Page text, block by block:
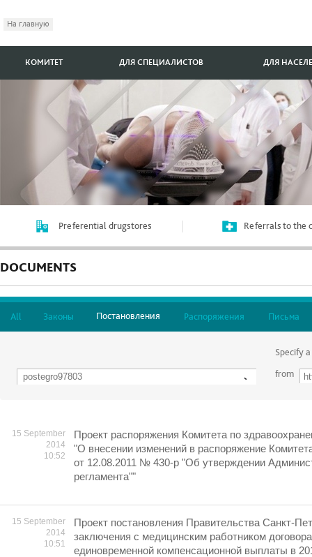
На главную
КОМИТЕТ ДЛЯ СПЕЦИАЛИСТОВ ДЛЯ
Preferential drugstores Referrals to the
DOCUMENTS
All Законы Постановления Распоряжения Письма
Specify
from
15 September
2014
10:52
Проект распоряжения Комитета по
"О внесении изменений в распоряжение
от 12.08.2011 № 430-р "Об утверждении
регламента""
15 September
2014
10:51
Проект постановления Правительства Санкт-
заключения с медицинским работником
единовременной компенсационной выплаты в